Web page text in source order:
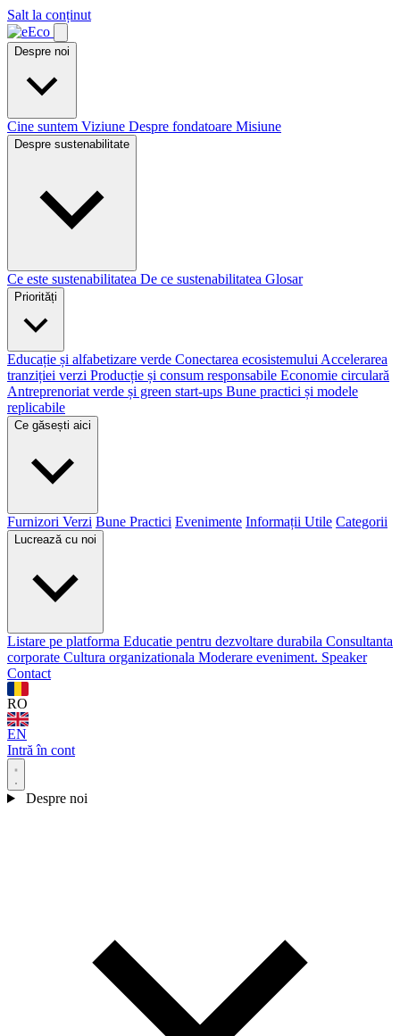
Salt la conținut
Despre noi
Cine suntem Viziune Despre fondatoare Misiune
Despre sustenabilitate
Ce este sustenabilitatea De ce sustenabilitatea Glosar
Priorități
Educație și alfabetizare verde Conectarea ecosistemului Accelerarea
tranziției verzi Producție și consum responsabile Economie circulară
Antreprenoriat verde și green start-ups Bune practici și modele
replicabile
Ce găsești aici
Furnizori Verzi Bune Practici Evenimente Informații Utile Categorii
Lucrează cu noi
Listare pe platforma Educatie pentru dezvoltare durabila Consultanta
corporate Cultura organizationala Moderare eveniment. Speaker
Contact
RO
EN
Intră în cont
Despre noi